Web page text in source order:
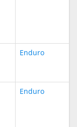
Enduro
Enduro